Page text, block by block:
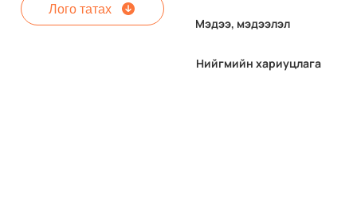
Лого татах
Мэдээ, мэдээлэл
Нийгмийн хариуцлага